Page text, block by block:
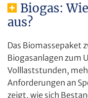
Biogas:
aus?
Das Biomassepaket
Biogasanlagen zum
Volllaststunden,
Anforderungen an
zeigt, wie sich